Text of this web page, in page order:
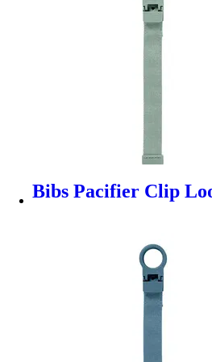
Bibs Pacifier Clip